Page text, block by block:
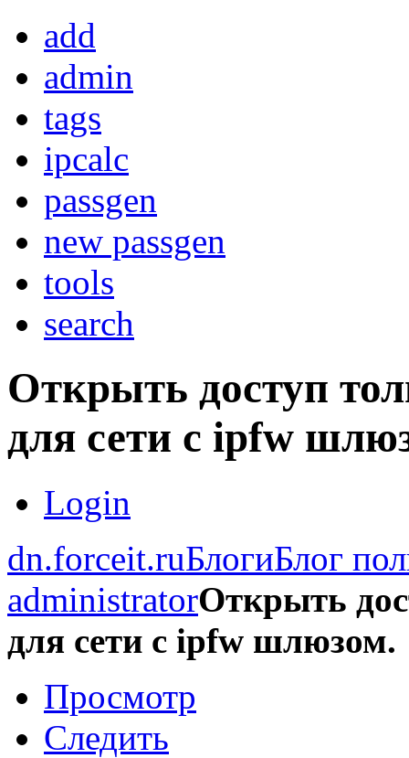
add
admin
tags
ipcalc
passgen
new passgen
tools
search
Открыть доступ
для сети с ipfw
Login
dn.forceit.ruБлогиБлог
administratorОткрыть
для сети с ipfw шлюзом.
Просмотр
Следить